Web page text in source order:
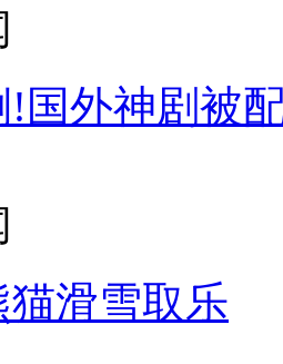
!国外神剧被
滑雪取乐